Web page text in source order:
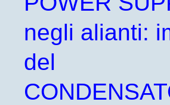
negli alianti:
del